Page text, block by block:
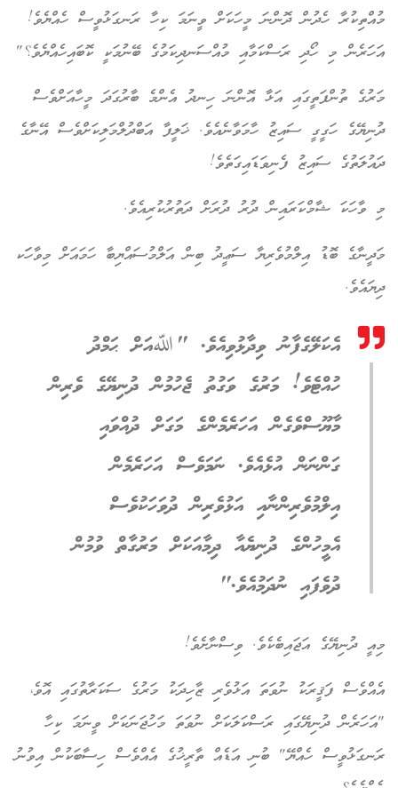
މުއްތިކުރާ ހެދުން ދޮންނަ މީހަކަށް ވީނަމަ ކިހާ ރަނގަޅުވީސް ހެއްޔެވެ!
އަހަރެން މި ހޯދި ރަސްކަމާއި މުއްސަނދިކަމުގެ ބޭނުމަކީ ކޮބައިހެއްޔެވެ؟"
މަރުގެ ތުންފަތީގައި އަޅާ އޮންނަ ހިނދު އެންމެ ބާރުގަދަ މީހާއަށްވެސް
ދުނިޔޭގެ ހަގީގީ ސައިޒު ހާމަވާނެއެވެ. ޚަލީފާ އަބްދުލްމަލިކަށްވެސް އޭނާގެ
ދައުލަތުގެ ސައިޒު ފެނިވަޑައިގަތެވެ!
މި ވާހަކަ ޝާމްކަރައިން ދުރު ދުރަށް ދަތުރުކުރިއެވެ.
މަދީނާގެ ބޮޑު އިލްމުވެރިޔާ ސަޢީދު ބިން އަލްމުސައްޔިބާ ހަމައަށް މިވާހަަކ
ދިޔައެވެ.
އެކަލޭގެފާނު ވިދާޅުވިއެވެ. "ﷲއަށް ޙަމްދު
ހުއްޓެވެ! މަރުގެ ވަގުތު ޖެހުމުން ދުނިޔޭގެ ވެރިން
މާޔޫސްވެގެން އަހަރެމެންގެ މަގަށް ދުއްވައި
ގަންނަން އުޅެއެވެ. ނަމަވެސް އަހަރެމެން
އިލްމުވެރިންނާއި އަޅުވެރިން ދުވަހަކުވެސް
އެމީހުންގެ ދުނިޔެއާ ދިމާއަކަށް މަރުގާތް ވުމުން
ދުވެފައި ނުދަމުއެވެ."
މިއީ ދުނިޔޭގެ އަޖައިބެކެވެ. ވިސްނާށެވެ!
އެއްވެސް ފަޤީރަކު ނުވަތަ އަޅުވެރި ޒާހިދަކު މަރުގެ ސަކަރާތުގައި އޮވެ،
"އަހަރެން ދުނިޔޭގައި ރަސްކަލަކަށް ނުވަތަ މަހުޖަނަކަށް ވީނަމަ ކިހާ
ރަނގަޅުވީސް ހެއްޔޭ" ބުނި އަޑެއް ތާރީޚުގެ އެއްވެސް ހިސާބަކުން އިވުނު